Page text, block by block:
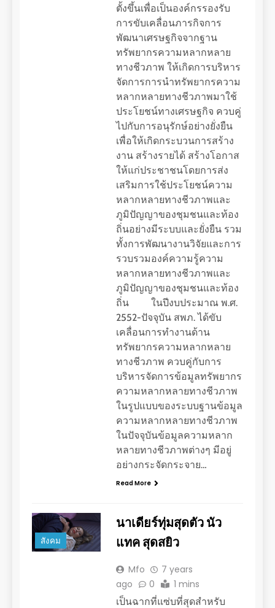
ตั้งขึ้นเพื่อเป็นองค์กรรองรับ
การขับเคลื่อนภารกิจการ
พัฒนาเศรษฐกิจจากฐาน
ทรัพยากรความหลากหลาย
ทางชีวภาพ ให้เกิดการบริหาร
จัดการการนำทรัพยากรความ
หลากหลายทางชีวภาพมาใช้
ประโยชน์ทางเศรษฐกิจ ควบคู่
ไปกับการอนุรักษ์อย่างยั่งยืน
เพื่อให้เกิดกระบวนการสร้าง
งาน สร้างรายได้ สร้างโอกาส
ให้แก่ประชาชนโดยการส่ง
เสริมการใช้ประโยชน์ความ
หลากหลายทางชีวภาพและ
ภูมิปัญญาของชุมชนและท้อง
ถิ่นอย่างมีระบบและยั่งยืน รวม
ทั้งการพัฒนางานวิจัยและการ
รวบรวมองค์ความรู้ความ
หลากหลายทางชีวภาพและ
ภูมิปัญญาของชุมชนและท้อง
ถิ่น ในปีงบประมาณ พ.ศ.
2552-ปัจจุบัน สพภ. ได้ขับ
เคลื่อนการทำงานด้าน
ทรัพยากรความหลากหลาย
ทางชีวภาพ ควบคู่กับการ
บริหารจัดการข้อมูลทรัพยากร
ความหลากหลายทางชีวภาพ
ในรูปแบบของระบบฐานข้อมูล
ความหลากหลายทางชีวภาพ
ในปัจจุบันข้อมูลความหลาก
หลายทางชีวภาพต่างๆ มีอยู่
อย่างกระจัดกระจาย…
Read More
สังคม
นาเดียร์ทุ่มสุดตัว นัว
แทค สุดสยิว
Mfo
7 years
ago
0 1 mins
เป็นฉากที่แซ่บที่สุดสำหรับ